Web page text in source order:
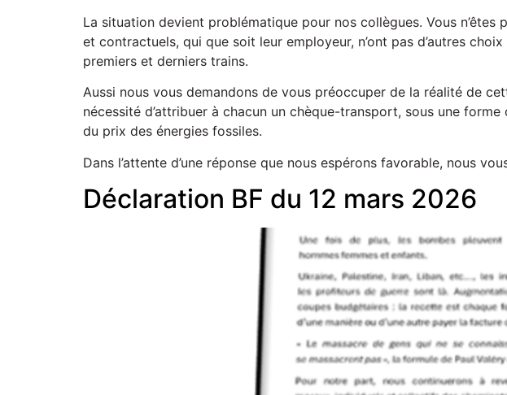
La situation devient problématique pour nos collègues. Vous
et contractuels, qui que soit leur employeur, n’ont pas d’autres
premiers et derniers trains.
Aussi nous vous demandons de vous préoccuper de la réalité de
nécessité d’attribuer à chacun un chèque-transport, sous une
du prix des énergies fossiles.
Dans l’attente d’une réponse que nous espérons favorable, nous
Déclaration BF du 12 mars 2026